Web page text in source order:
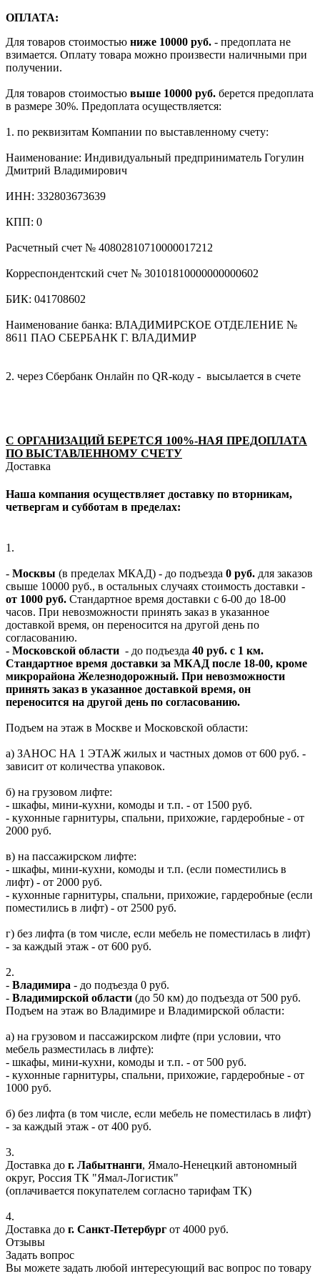
ОПЛАТА:
Для товаров стоимостью ниже 10000 руб. - предоплата не
взимается. Оплату товара можно произвести наличными при
получении.
Для товаров стоимостью выше 10000 руб. берется предоплата
в размере 30%. Предоплата осуществляется:
1. по реквизитам Компании по выставленному счету:
Наименование: Индивидуальный предприниматель Гогулин
Дмитрий Владимирович
ИНН: 332803673639
КПП: 0
Расчетный счет № 40802810710000017212
Корреспондентский счет № 30101810000000000602
БИК: 041708602
Наименование банка: ВЛАДИМИРСКОЕ ОТДЕЛЕНИЕ №
8611 ПАО СБЕРБАНК Г. ВЛАДИМИР
2. через Сбербанк Онлайн по QR-коду - высылается в счете
С ОРГАНИЗАЦИЙ БЕРЕТСЯ 100%-НАЯ ПРЕДОПЛАТА
ПО ВЫСТАВЛЕННОМУ СЧЕТУ
Доставка
Наша компания осуществляет доставку по вторникам,
четвергам и субботам в пределах:
1.
- Москвы (в пределах МКАД) - до подъезда 0 руб. для заказов
свыше 10000 руб., в остальных случаях стоимость доставки -
от 1000 руб. Стандартное время доставки с 6-00 до 18-00
часов. При невозможности принять заказ в указанное
доставкой время, он переносится на другой день по
согласованию.
- Московской области - до подъезда 40 руб. с 1 км.
Стандартное время доставки за МКАД после 18-00, кроме
микрорайона Железнодорожный. При невозможности
принять заказ в указанное доставкой время, он
переносится на другой день по согласованию.
Подъем на этаж в Москве и Московской области:
а) ЗАНОС НА 1 ЭТАЖ жилых и частных домов от 600 руб. -
зависит от количества упаковок.
б) на грузовом лифте:
- шкафы, мини-кухни, комоды и т.п. - от 1500 руб.
- кухонные гарнитуры, спальни, прихожие, гардеробные - от
2000 руб.
в) на пассажирском лифте:
- шкафы, мини-кухни, комоды и т.п. (если поместились в
лифт) - от 2000 руб.
- кухонные гарнитуры, спальни, прихожие, гардеробные (если
поместились в лифт) - от 2500 руб.
г) без лифта (в том числе, если мебель не поместилась в лифт)
- за каждый этаж - от 600 руб.
2.
- Владимира - до подъезда 0 руб.
- Владимирской области (до 50 км) до подъезда от 500 руб.
Подъем на этаж во Владимире и Владимирской области:
а) на грузовом и пассажирском лифте (при условии, что
мебель разместилась в лифте):
- шкафы, мини-кухни, комоды и т.п. - от 500 руб.
- кухонные гарнитуры, спальни, прихожие, гардеробные - от
1000 руб.
б) без лифта (в том числе, если мебель не поместилась в лифт)
- за каждый этаж - от 400 руб.
3.
Доставка до г. Лабытнанги, Ямало-Ненецкий автономный
округ, Россия ТК "Ямал-Логистик"
(оплачивается покупателем согласно тарифам ТК)
4.
Доставка до г. Санкт-Петербург от 4000 руб.
Отзывы
Задать вопрос
Вы можете задать любой интересующий вас вопрос по товару